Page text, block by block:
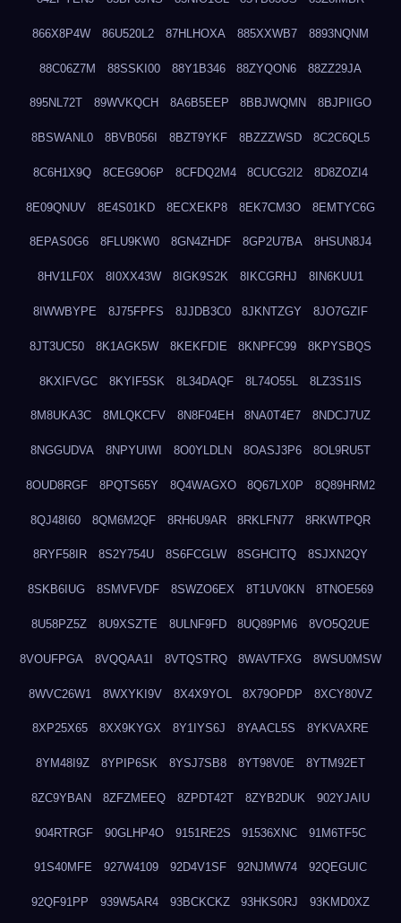
866X8P4W 86U520L2 87HLHOXA 885XXWB7 8893NQNM
88C06Z7M 88SSKI00 88Y1B346 88ZYQON6 88ZZ29JA
895NL72T 89WVKQCH 8A6B5EEP 8BBJWQMN 8BJPIIGO
8BSWANL0 8BVB056I 8BZT9YKF 8BZZZWSD 8C2C6QL5
8C6H1X9Q 8CEG9O6P 8CFDQ2M4 8CUCG2I2 8D8ZOZI4
8E09QNUV 8E4S01KD 8ECXEKP8 8EK7CM3O 8EMTYC6G
8EPAS0G6 8FLU9KW0 8GN4ZHDF 8GP2U7BA 8HSUN8J4
8HV1LF0X 8I0XX43W 8IGK9S2K 8IKCGRHJ 8IN6KUU1
8IWWBYPE 8J75FPFS 8JJDB3C0 8JKNTZGY 8JO7GZIF
8JT3UC50 8K1AGK5W 8KEKFDIE 8KNPFC99 8KPYSBQS
8KXIFVGC 8KYIF5SK 8L34DAQF 8L74O55L 8LZ3S1IS
8M8UKA3C 8MLQKCFV 8N8F04EH 8NA0T4E7 8NDCJ7UZ
8NGGUDVA 8NPYUIWI 8O0YLDLN 8OASJ3P6 8OL9RU5T
8OUD8RGF 8PQTS65Y 8Q4WAGXO 8Q67LX0P 8Q89HRM2
8QJ48I60 8QM6M2QF 8RH6U9AR 8RKLFN77 8RKWTPQR
8RYF58IR 8S2Y754U 8S6FCGLW 8SGHCITQ 8SJXN2QY
8SKB6IUG 8SMVFVDF 8SWZO6EX 8T1UV0KN 8TNOE569
8U58PZ5Z 8U9XSZTE 8ULNF9FD 8UQ89PM6 8VO5Q2UE
8VOUFPGA 8VQQAA1I 8VTQSTRQ 8WAVTFXG 8WSU0MSW
8WVC26W1 8WXYKI9V 8X4X9YOL 8X79OPDP 8XCY80VZ
8XP25X65 8XX9KYGX 8Y1IYS6J 8YAACL5S 8YKVAXRE
8YM48I9Z 8YPIP6SK 8YSJ7SB8 8YT98V0E 8YTM92ET
8ZC9YBAN 8ZFZMEEQ 8ZPDT42T 8ZYB2DUK 902YJAIU
904RTRGF 90GLHP4O 9151RE2S 91536XNC 91M6TF5C
91S40MFE 927W4109 92D4V1SF 92NJMW74 92QEGUIC
92QF91PP 939W5AR4 93BCKCKZ 93HKS0RJ 93KMD0XZ